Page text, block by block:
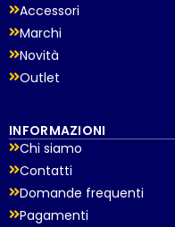
Accessori
Marchi
Novità
Outlet
INFORMAZIONI
Chi siamo
Contatti
Domande frequenti
Pagamenti